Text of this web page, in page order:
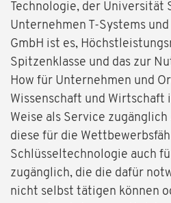
Technologie, der Universität
Unternehmen T-Systems
GmbH ist es,
Spitzenklasse und das zur
How für Unternehmen und
Wissenschaft und
Weise als Service
diese für die
Schlüsseltechnologie auch
zugänglich, die die dafür
nicht selbst tätigen können